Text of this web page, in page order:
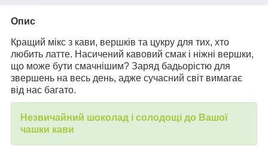
Опис
Кращий мікс з кави, вершків та цукру для тих, хто
любить латте. Насичений кавовий смак і ніжні вершки,
що може бути смачнішим? Заряд бадьорістю для
звершень на весь день, адже сучасний світ вимагає
від нас багато.
Незвичайний шоколад і солодощі до Вашої
чашки кави